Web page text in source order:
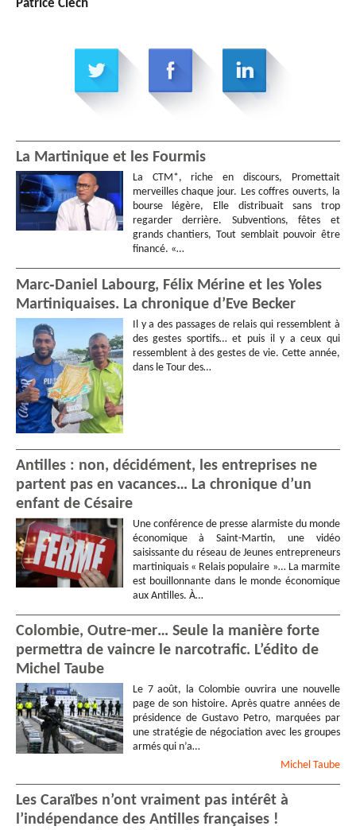
Patrice Clech
La Martinique et les Fourmis
La CTM*, riche en discours, Promettait
merveilles chaque jour. Les coffres ouverts, la
bourse légère, Elle distribuait sans trop
regarder derrière. Subventions, fêtes et
grands chantiers, Tout semblait pouvoir être
financé. «…
Marc‑Daniel Labourg, Félix Mérine et les Yoles
Martiniquaises. La chronique d’Eve Becker
Il y a des passages de relais qui ressemblent à
des gestes sportifs… et puis il y a ceux qui
ressemblent à des gestes de vie. Cette année,
dans le Tour des…
Antilles : non, décidément, les entreprises ne
partent pas en vacances… La chronique d’un
enfant de Césaire
Une conférence de presse alarmiste du monde
économique à Saint-Martin, une vidéo
saisissante du réseau de Jeunes entrepreneurs
martiniquais « Relais populaire »… La marmite
est bouillonnante dans le monde économique
aux Antilles. À…
Colombie, Outre-mer… Seule la manière forte
permettra de vaincre le narcotrafic. L’édito de
Michel Taube
Le 7 août, la Colombie ouvrira une nouvelle
page de son histoire. Après quatre années de
présidence de Gustavo Petro, marquées par
une stratégie de négociation avec les groupes
armés qui n’a…
Michel Taube
Les Caraïbes n’ont vraiment pas intérêt à
l’indépendance des Antilles françaises !